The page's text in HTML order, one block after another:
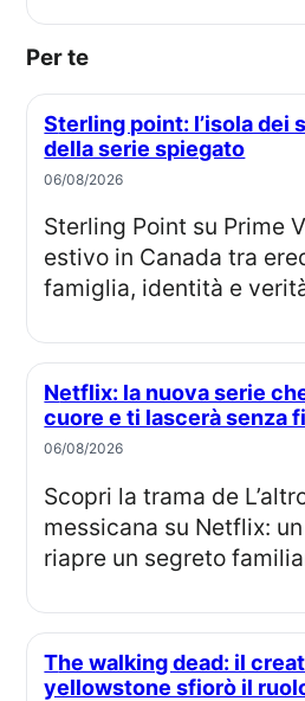
Per te
Sterling point: l’isola dei segreti, il finale
della serie spiegato
06/08/2026
Sterling Point su Prime Video: un mistero
estivo in Canada tra
famiglia, identità e
Netflix: la nuova serie che ti strapperà il
cuore e ti lascerà senza
06/08/2026
Scopri la trama de L’altro padre, la serie
messicana su Netflix:
riapre un segreto
The walking dead: il creatore di
yellowstone sfiorò il